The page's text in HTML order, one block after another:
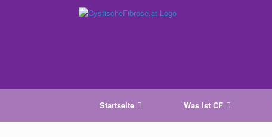
Startseite Was ist CF